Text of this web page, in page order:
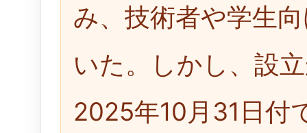
み、技術者や学生
いた。しかし、設
2025年10月31日付